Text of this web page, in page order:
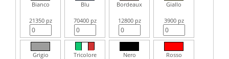
Bianco
21350 pz
Blu
70400 pz
Bordeaux
12800 pz
Giallo
3900 pz
Grigio Tricolore Nero Rosso